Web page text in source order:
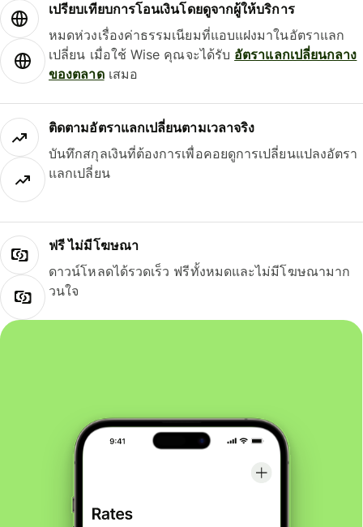
เปรียบเทียบการโอนเงินโดยดูจากผู้ให้บริการ
หมดห่วงเรื่องค่าธรรมเนียมที่แอบแฝงมาในอัตราแลก
เปลี่ยน เมื่อใช้ Wise คุณจะได้รับ อัตราแลกเปลี่ยนกลาง
ของตลาดเสมอ
ติดตามอัตราแลกเปลี่ยนตามเวลาจริง
บันทึกสกุลเงินที่ต้องการเพื่อคอยดูการเปลี่ยนแปลงอัตรา
แลกเปลี่ยน
ฟรี ไม่มีโฆษณา
ดาวน์โหลดได้รวดเร็ว ฟรีทั้งหมดและไม่มีโฆษณามาก
วนใจ